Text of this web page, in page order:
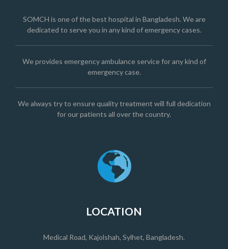
SOMCH is one of the best hospital in Bangladesh. We are
dedicated to serve you in any kind of emergency cases.
We provides emergency ambulance service for any kind of
emergency case.
We always try to ensure quality treatment will full dedication
for our patients all over the country.
LOCATION
Medical Road, Kajolshah, Sylhet, Bangladesh.